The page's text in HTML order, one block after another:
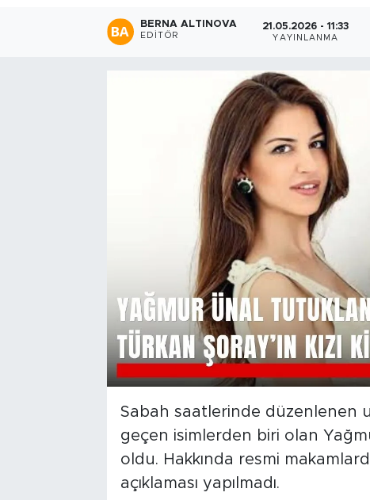
BERNA ALTINOVA
EDITÖR
21.05.2026 - 11:33
YAYINLANMA
Sabah saatlerinde düzenlenen
geçen isimlerden biri olan
oldu. Hakkında resmi
açıklaması yapılmadı.
Son Dakika Haberleri